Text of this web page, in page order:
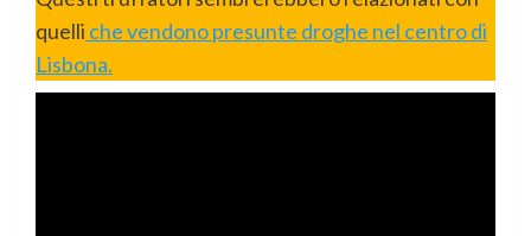
quelli che vendono presunte droghe nel centro di
Lisbona.